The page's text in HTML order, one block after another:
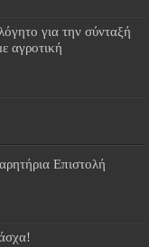
για την σύνταξή
αγροτική
Επιστολή